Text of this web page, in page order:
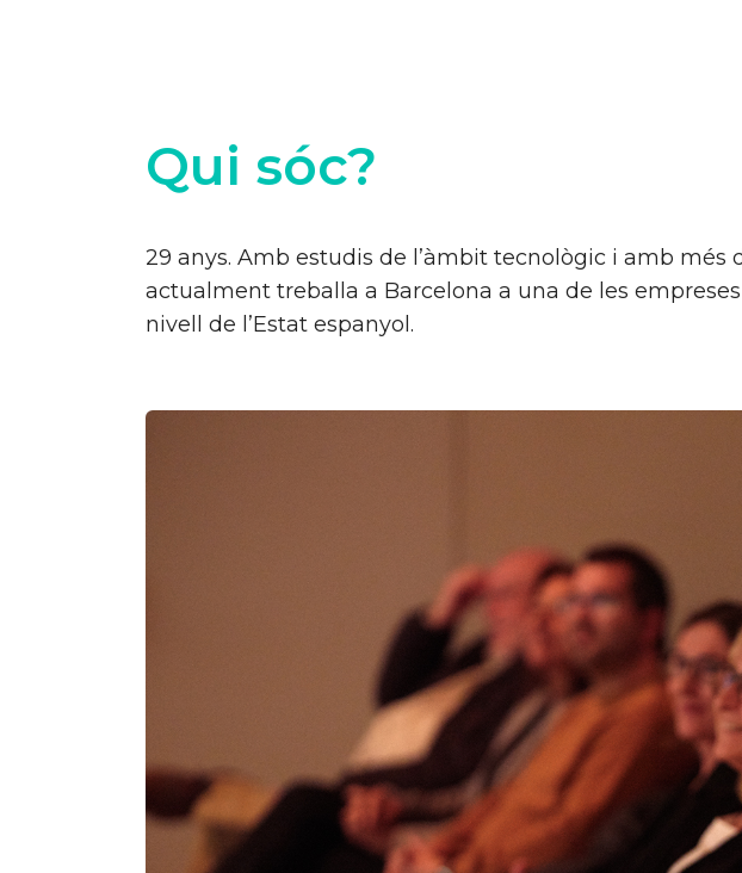
Qui sóc?
29 anys. Amb estudis de l’àmbit tecnològic i amb
actualment treballa a Barcelona a una de les
nivell de l’Estat espanyol.